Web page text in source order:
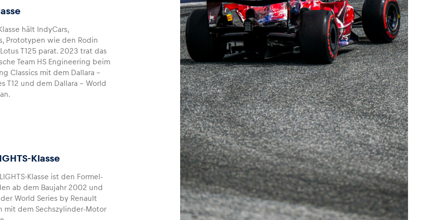
hält IndyCars,
Prototypen wie den Rodin
T125 parat. 2023 trat das
Team HS Engineering beim
Classics mit dem Dallara –
T12 und dem Dallara – World
Klasse
Klasse ist den Formel-
ab dem Baujahr 2002 und
World Series by Renault
mit dem Sechszylinder-Motor